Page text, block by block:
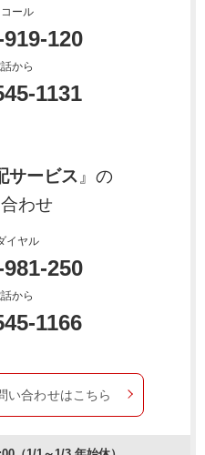
ール
120
から
1131
サービス』の
わせ
イヤル
250
から
1166
い合わせはこちら